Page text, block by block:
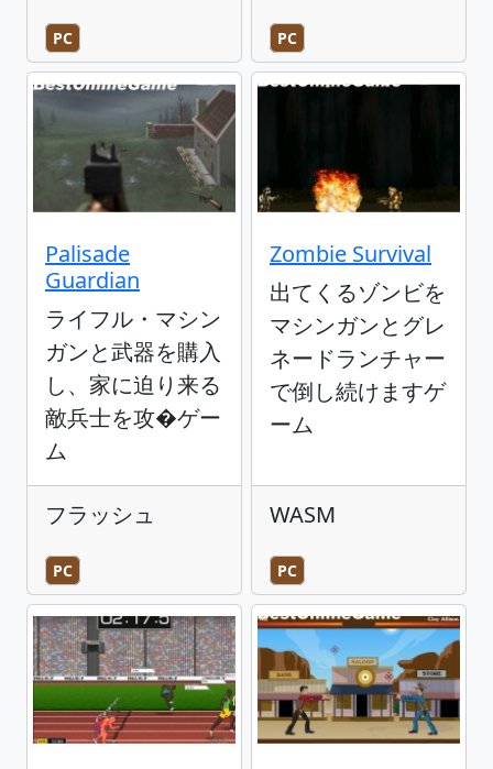
PC PC
Palisade
Guardian
ライフル・マシン
ガンと武器を購入
し、家に迫り来る
敵兵士を攻�ゲー
ム
フラッシュ
PC
Zombie Survival
出てくるゾンビを
マシンガンとグレ
ネードランチャー
で倒し続けますゲ
ーム
WASM
PC